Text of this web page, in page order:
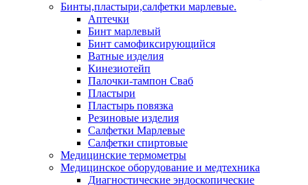
Бинты,пластыри,салфетки марлевые.
Аптечки
Бинт марлевый
Бинт самофиксирующийся
Ватные изделия
Кинезиотейп
Палочки-тампон Сваб
Пластыри
Пластырь повязка
Резиновые изделия
Салфетки Марлевые
Салфетки спиртовые
Медицинские термометры
Медицинское оборудование и медтехника
Диагностические эндоскопические